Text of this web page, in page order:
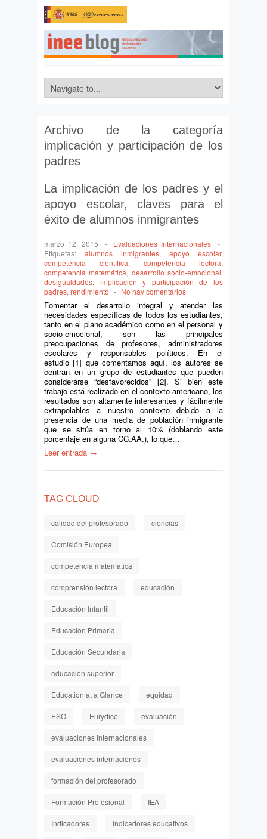
Archivo de la categoría
implicación y participación de los
padres
La implicación de los padres y el
apoyo escolar, claves para el
éxito de alumnos inmigrantes
marzo 12, 2015 - Evaluaciones Internacionales
-
Etiquetas: alumnos inmigrantes, apoyo escolar,
competencia científica, competencia lectora,
competencia matemática, desarrollo socio-emocional,
desigualdades, implicación y participación de los
padres, rendimiento - No hay comentarios
Fomentar el desarrollo integral y atender las
necesidades específicas de todos los estudiantes,
tanto en el plano académico como en el personal y
socio-emocional, son las principales
preocupaciones de profesores, administradores
escolares y responsables políticos. En el
estudio [1] que comentamos aquí, los autores se
centran en un grupo de estudiantes que pueden
considerarse “desfavorecidos” [2]. Si bien este
trabajo está realizado en el contexto americano, los
resultados son altamente interesantes y fácilmente
extrapolables a nuestro contexto debido a la
presencia de una media de población inmigrante
que se sitúa en torno al 10% (doblando este
porcentaje en alguna CC.AA.), lo que…
Leer entrada →
TAG CLOUD
calidad del profesorado ciencias
Comisión Europea
competencia matemática
comprensión lectora educación
Educación Infantil
Educación Primaria
Educación Secundaria
educación superior
Education at a Glance equidad
ESO Eurydice evaluación
evaluaciones internacionales
evaluaciones internaciones
formación del profesorado
Formación Profesional IEA
Indicadores Indicadores educativos